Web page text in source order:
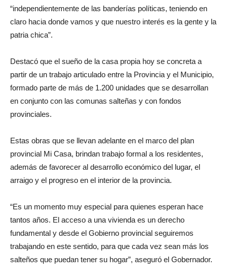
“independientemente de las banderías políticas, teniendo en
claro hacia donde vamos y que nuestro interés es la gente y la
patria chica”.
Destacó que el sueño de la casa propia hoy se concreta a
partir de un trabajo articulado entre la Provincia y el Municipio,
formado parte de más de 1.200 unidades que se desarrollan
en conjunto con las comunas salteñas y con fondos
provinciales.
Estas obras que se llevan adelante en el marco del plan
provincial Mi Casa, brindan trabajo formal a los residentes,
además de favorecer al desarrollo económico del lugar, el
arraigo y el progreso en el interior de la provincia.
“Es un momento muy especial para quienes esperan hace
tantos años. El acceso a una vivienda es un derecho
fundamental y desde el Gobierno provincial seguiremos
trabajando en este sentido, para que cada vez sean más los
salteños que puedan tener su hogar”, aseguró el Gobernador.